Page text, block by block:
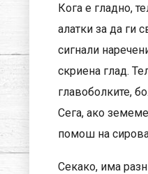
Кога е гладно,
алатки за да ги
сигнали
скриена глад.
главоболките,
Сега, ако
помош на
Секако, има